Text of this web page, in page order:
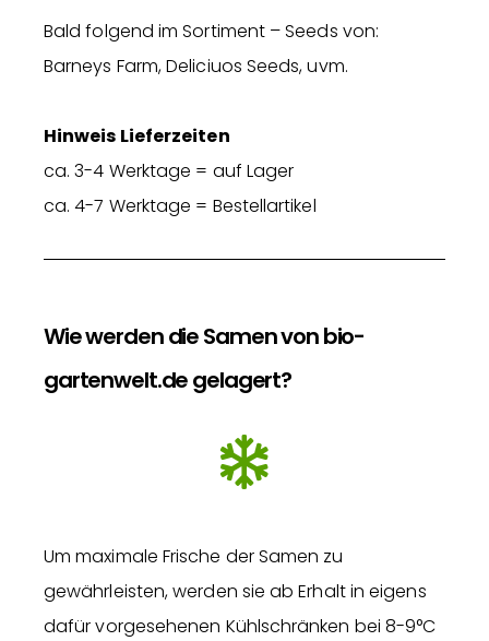
Bald folgend im Sortiment – Seeds von:
Barneys Farm, Deliciuos Seeds, uvm.
Hinweis Lieferzeiten
ca. 3-4 Werktage = auf Lager
ca. 4-7 Werktage = Bestellartikel
Wie werden die Samen von bio-
gartenwelt.de gelagert?
Um maximale Frische der Samen zu
gewährleisten, werden sie ab Erhalt in eigens
dafür vorgesehenen Kühlschränken bei 8-9°C